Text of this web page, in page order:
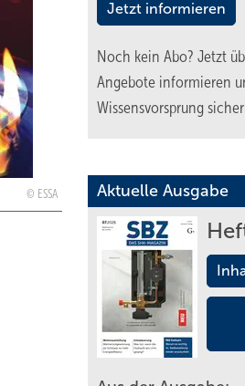
ESSA
Jetzt informieren
Noch kein Abo? Jetzt
Angebote informieren
Wissensvorsprung
Aktuelle Ausgabe